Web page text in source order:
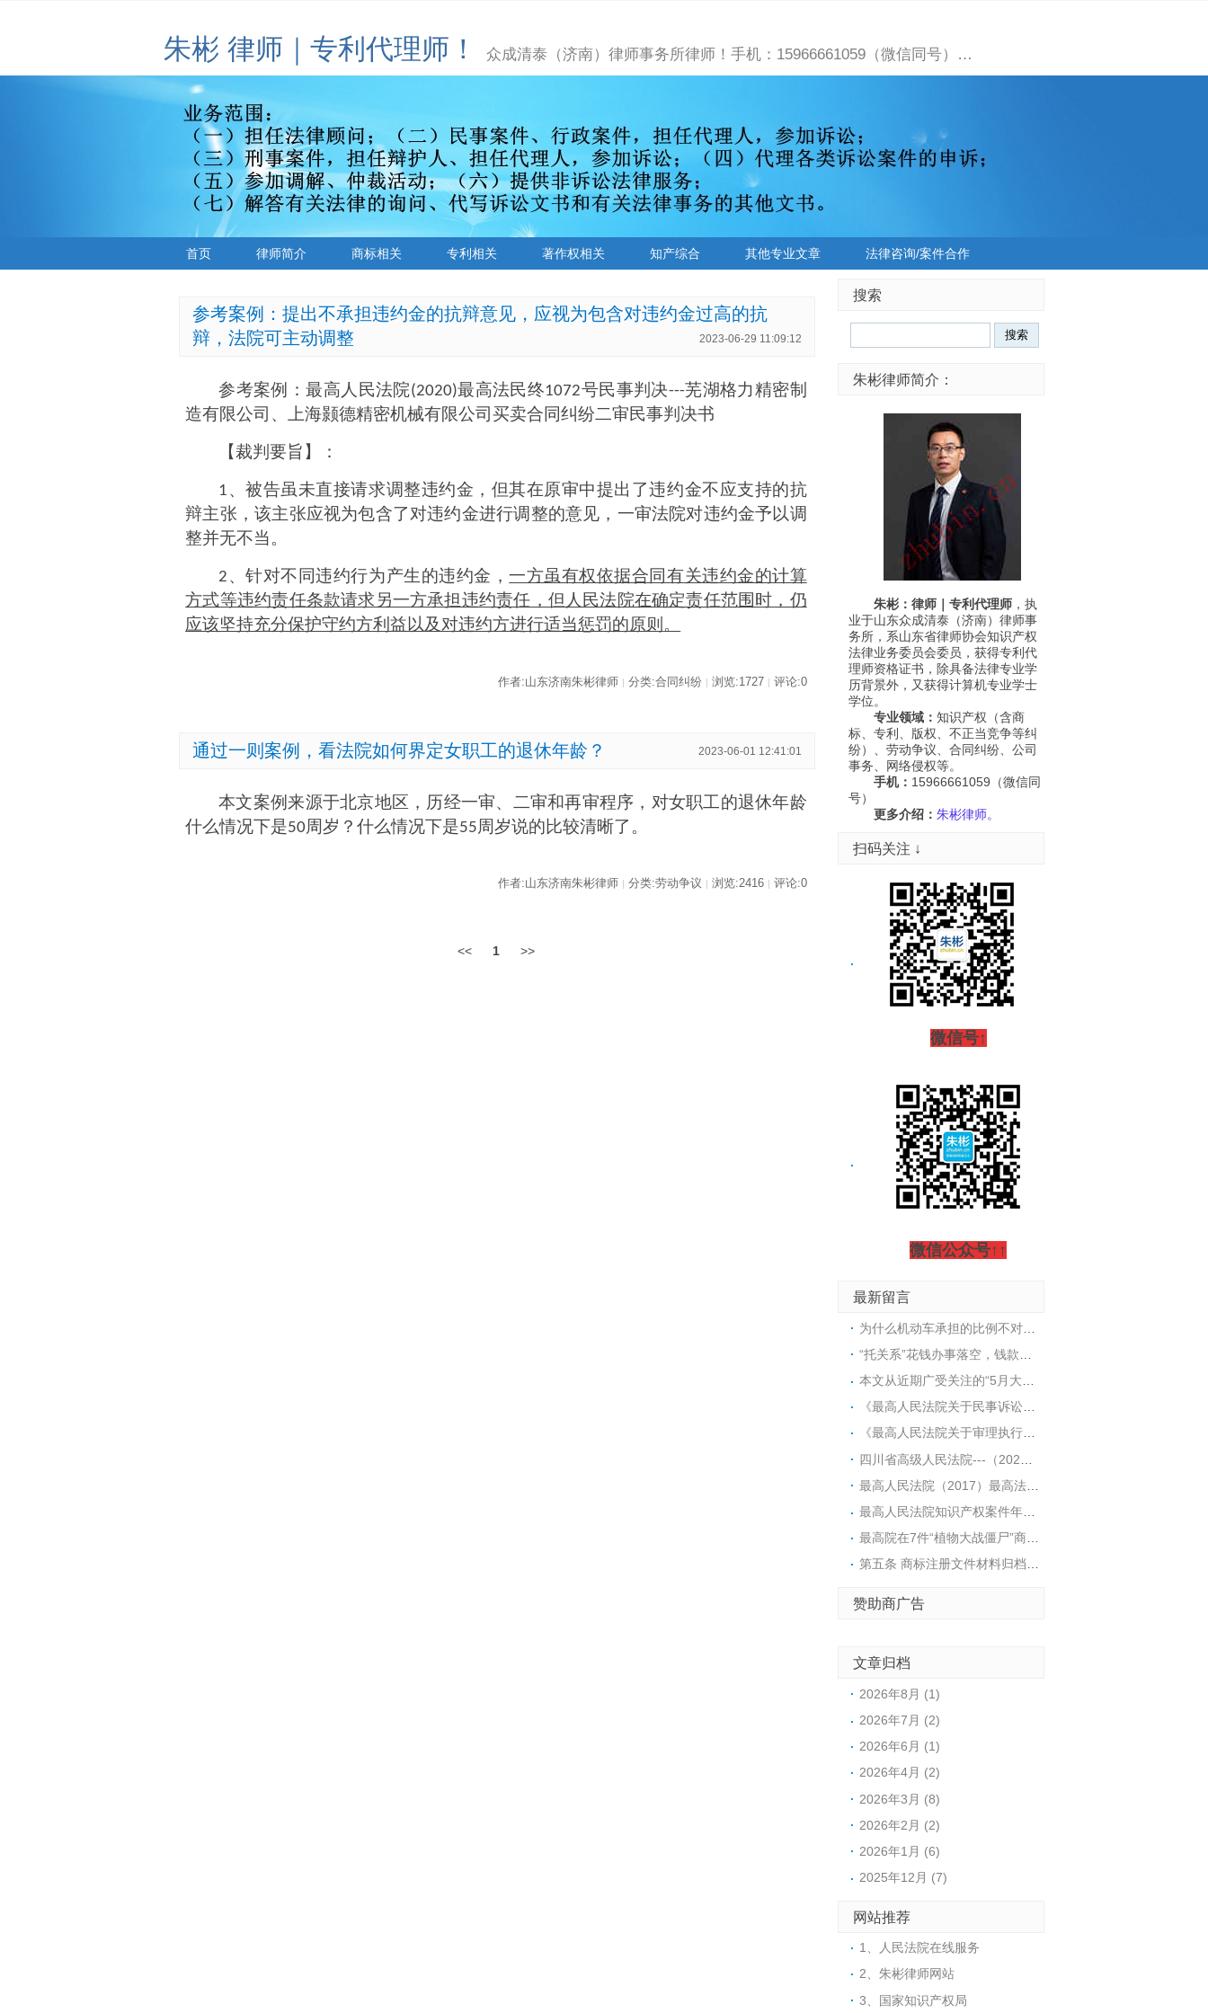
朱彬 律师｜专利代理师！ 众成清泰（济南）律师事务所律师！手机：15966661059（微信同号）…
首页 律师简介 商标相关 专利相关 著作权相关 知产综合 其他专业文章 法律咨询/案件合作
参考案例：提出不承担违约金的抗辩意见，应视为包含对违约金过高的抗
辩，法院可主动调整
2023-06-29 11:09:12
参考案例：最高人民法院(2020)最高法民终1072号民事判决---芜湖格力精密制
造有限公司、上海颢德精密机械有限公司买卖合同纠纷二审民事判决书
【裁判要旨】
：
1 、被告虽未直接请求调整违约金，但其在原审中提出了违约金不应支持的抗
辩主张，该主张应视为包含了对违约金进行调整的意见，一审法院对违约金予以调
整并无不当。
2 、针对不同违约行为产生的违约金，一方虽有权依据合同有关违约金的计算
方式等违约责任条款请求另一方承担违约责任，但人民法院在确定责任范围时，仍
应该坚持充分保护守约方利益以及对违约方进行适当惩罚的原则 。
作者:山东济南朱彬律师 | 分类:合同纠纷 | 浏览:1727 | 评论:0
通过一则案例，看法院如何界定女职工的退休年龄？ 2023-06-01 12:41:01
本文案例来源于北京地区，历经一审、二审和再审程序，对女职工的退休年龄
什么情况下是50周岁？什么情况下是55周岁说的比较清晰了。
作者:山东济南朱彬律师 分类:劳动争议 浏览:2416 评论:0
<< 1 >>
搜索
朱彬律师简介：
朱彬：律师｜专利代理师，执
业于山东众成清泰（济南）律师事
务所，系山东省律师协会知识产权
法律业务委员会委员，获得专利代
理师资格证书，除具备法律专业学
历背景外，又获得计算机专业学士
学位。
专业领域： 知识产权（含商
标、专利、版权、不正当竞争等纠
纷）、劳动争议、合同纠纷、公司
事务、网络侵权等。
手机： 15966661059（微信同
号）
更多介绍： 朱彬律师。
扫码关注 ↓
微信号↑
微信公众号↑↑
最新留言
《最高人民法院关于民事诉讼证据的若干规定》第三十六条 人民法院对鉴定人出具的鉴定书，应当审查是否具有下列内容：(一)委托法院的名称；(二)委托鉴定的内容、要求；(三)鉴定材料；(四)鉴定所依据的原理、方法；(五)对鉴定过程的说明；(六)鉴定意见；(七 )承诺书。鉴定书应当由鉴定人签名或者盖章，并附鉴定人的相应资格证明。委托机构鉴定的，鉴定书应当由鉴定机构盖章，并由从事鉴定的人员签名。《最高人民法院关于民事诉讼证据的若干规定》第四十条 当事人申请重新鉴定，存在下列情形之一的，人民法院应当准许：（一）鉴定人不具备相应资格的；（二）鉴定程序严重违法的；（三）鉴定意见明显依据不足的；（四）鉴定意见不能作为证据使用的其他情形。存在前款第一项至第三项情形的，鉴定人已经收取的鉴定费用应当退还。拒不退还的，依照本规定第八十一条第二款的规定处理。对鉴定意见的瑕疵，可以通过补正、补充鉴定、或者补充质证、重新质证等方法解决的，人民法院不予准许重新鉴定的申请。重新鉴定的，原鉴定意见不得作为认定案件事实的根据。【关于鉴定的问与答】问：鉴定需要哪些材料？（当事人需提交）答：鉴定申请书、起诉状、申请人身份证明（代理人手续）、证据材料（以交通事故责任纠纷案件为例：《道路交通事故认定书》、就诊病历及影像学片等/车辆受损情况说明及图片、当事人驾驶证、行驶证等）鉴定材料原件尽可能准备齐全后递交法院，便于法院高效组织双方进行质证。问：鉴定机构该怎么选择？答：①协商确定（以双方商定的有资质的鉴定机构为准）。②双方不能协商确定的，可要求法院指定鉴定机构或法院摇号确定鉴定机构。问：鉴定费用谁来出？答： 鉴定费用是由申请人预交给鉴定机构的，无需支付给人民法院。费用数额以鉴定机构通知为准。鉴定费用必须依通知按时缴纳，否则可能导致鉴定程序无法启动。问：鉴定需要多长时间才能出结果？答： 根据鉴定事项的难易程度、鉴定材料准备情况，确定合理的鉴定期限，一般案件鉴定时限不超过30个工作日，重大、疑难、复杂案件鉴定时限不超过60个工作日。鉴定机构、鉴定人因特殊情况需要延长鉴定期限的，应当提出书面申请，人民法院可以根据具体情况决定是否延长鉴定期限。
《最高人民法院关于审理执行异议之诉案件适用法律问题的解释》---法释〔2025〕10号第十二条 执行法院冻结被执行的房地产开发企业的预售资金监管账户，案外人以其已向该账户交付购房款，且房屋买卖合同已经解除为由，提起执行异议之诉，请求排除相应购房款的强制执行并申请向其发放，事由成立的，人民法院应予支持。执行法院对被执行的房地产开发企业的建筑物及其占用范围内建设用地使用权实施强制执行，符合前条第一款第一项、第三项规定的商品房消费者因房屋不能交付且无实际交付可能导致房屋买卖合同已经解除，提起执行异议之诉，请求在建筑物及其建设用地使用权的变价款中排除相对应的强制执行并申请向其发放的，人民法院应予支持。
第五条 商标注册文件材料归档范围主要包括：（一）商标注册申请及后续业务类;（二）商标异议业务类;（三）商标撤销业务类;（四）商标复审业务类;（五）商标无效业务类;（六）其他类。出具商标注册证明材料、补发商标注册证材料、补发商标变更、转让、续展证明材料等可不归档。第十三条 除涉及国家秘密、商业秘密和个人隐私等内容外，任何人可以依照相关规定查阅、复制商标注册档案。
赞助商广告
文章归档
2026年8月 (1)
2026年7月 (2)
2026年6月 (1)
2026年4月 (2)
2026年3月 (8)
2026年2月 (2)
2026年1月 (6)
2025年12月 (7)
网站推荐
1、人民法院在线服务
2、朱彬律师网站
3、国家知识产权局